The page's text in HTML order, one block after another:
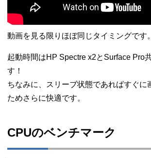
動画を見る限りほぼ同じタイミングです。
起動時間はHP Spectre x2とSurface Pro
す！
ちなみに、スリーブ状態であればすぐに
ためさらに快適です。
CPUのベンチマーク